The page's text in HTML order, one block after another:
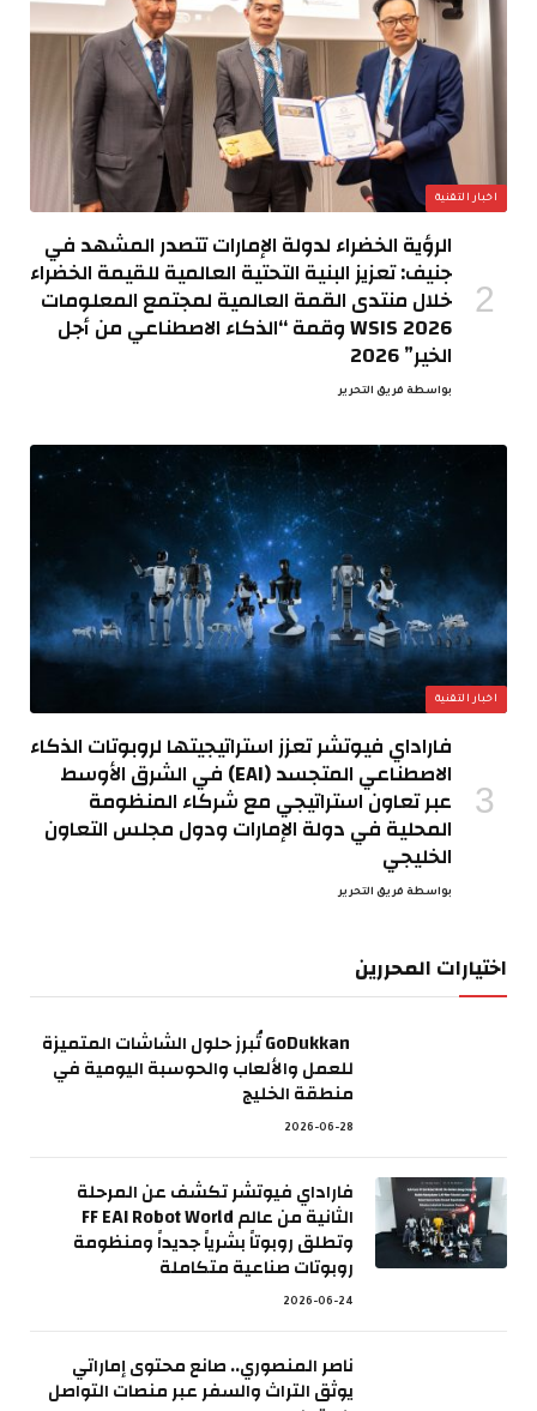
اخبار التقنية
الرؤية الخضراء لدولة الإمارات تتصدر المشهد في
جنيف: تعزيز البنية التحتية العالمية للقيمة الخضراء
خلال منتدى القمة العالمية لمجتمع المعلومات
WSIS 2026 وقمة “الذكاء الاصطناعي من أجل
الخير” 2026
بواسطة فريق التحرير
اخبار التقنية
فاراداي فيوتشر تعزز استراتيجيتها لروبوتات الذكاء
الاصطناعي المتجسد (EAI) في الشرق الأوسط
عبر تعاون استراتيجي مع شركاء المنظومة
المحلية في دولة الإمارات ودول مجلس التعاون
الخليجي
بواسطة فريق التحرير
اختيارات المحررين
GoDukkan تُبرز حلول الشاشات المتميزة
للعمل والألعاب والحوسبة اليومية في
منطقة الخليج
2026-06-28
فاراداي فيوتشر تكشف عن المرحلة
الثانية من عالم FF EAI Robot World
وتطلق روبوتاً بشرياً جديداً ومنظومة
روبوتات صناعية متكاملة
2026-06-24
ناصر المنصوري.. صانع محتوى إماراتي
يوثق التراث والسفر عبر منصات التواصل